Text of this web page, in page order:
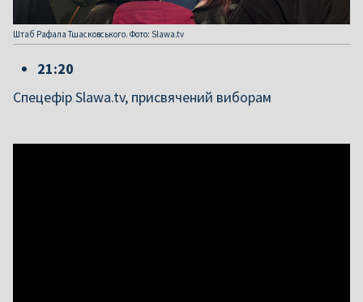
Штаб Рафала Тшасковського. Фото: Slawa.tv
21:20
Спецефір Slawa.tv, присвячений виборам